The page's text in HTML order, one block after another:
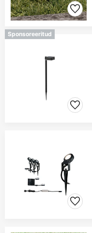
Sponsoreeritud